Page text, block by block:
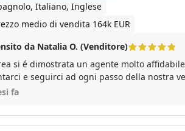
Italiano, Inglese
medio di vendita 164k EUR
da Natalia O. (Venditore)
si é dimostrata un agente molto
e seguirci ad ogni passo della nostra
fa